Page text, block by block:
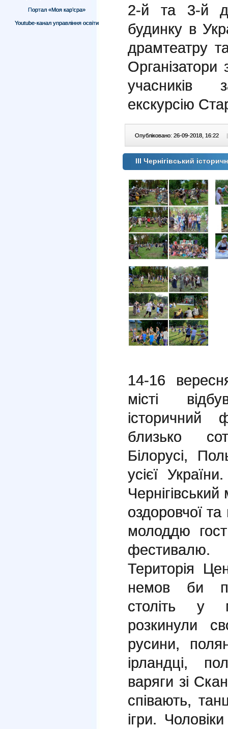
Портал «Моя кар’єра»
Youtube-канал управління освіти
2-й та 3-й
будинку в
драмтеатру
учасників
екскурсію
Опубліковано: 26-09-2018, 16:22 |
ІІІ Чернігівський
14-16
місті
історичний
близько
Білорусі,
усієї
оздоровчої та
молоддю
фестивалю.
Територія
немов би
століть у
розкинули
русини,
ірландці,
варяги зі
співають,
ігри.